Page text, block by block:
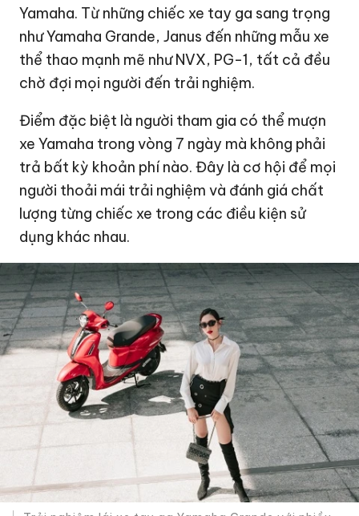
Yamaha. Từ những chiếc xe tay ga sang trọng
như Yamaha Grande, Janus đến những mẫu xe
thể thao mạnh mẽ như NVX, PG-1, tất cả đều
chờ đợi mọi người đến trải nghiệm.
Điểm đặc biệt là người tham gia có thể mượn
xe Yamaha trong vòng 7 ngày mà không phải
trả bất kỳ khoản phí nào. Đây là cơ hội để mọi
người thoải mái trải nghiệm và đánh giá chất
lượng từng chiếc xe trong các điều kiện sử
dụng khác nhau.